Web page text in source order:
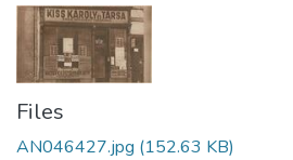
Files
AN046427.jpg (152.63 KB)